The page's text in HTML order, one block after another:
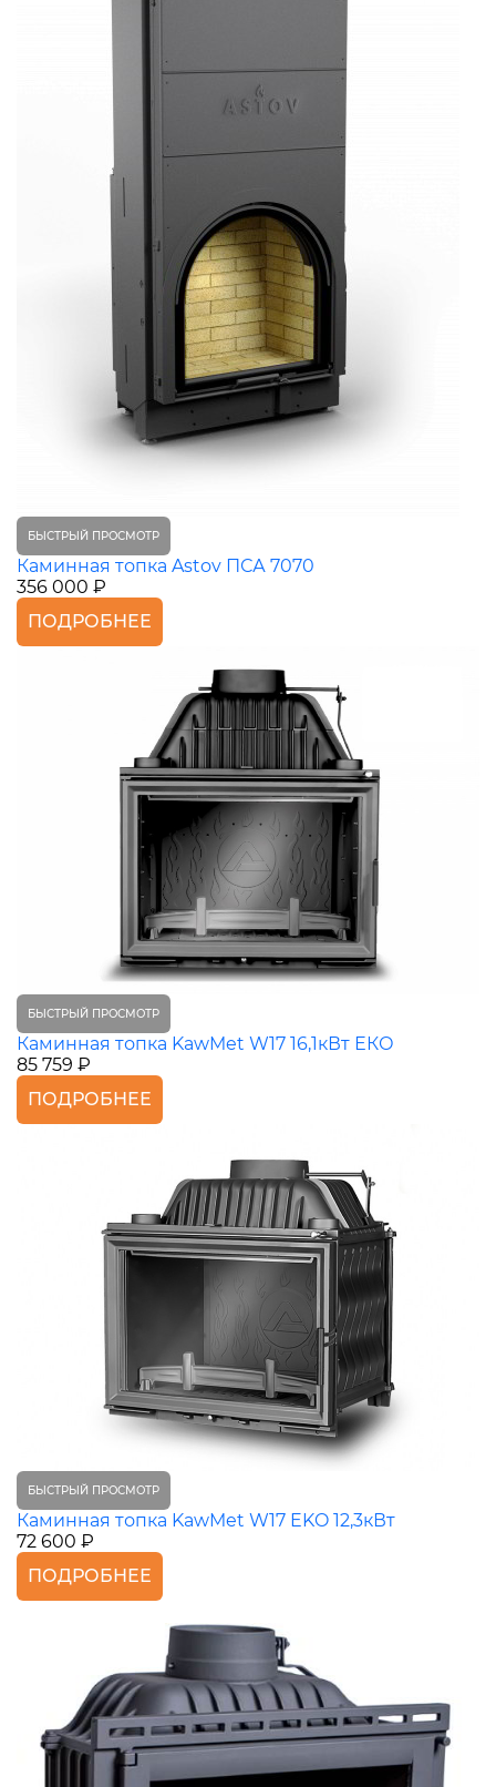
БЫСТРЫЙ ПРОСМОТР
Каминная топка Astov ПСА 7070
356 000 ₽
ПОДРОБНЕЕ
БЫСТРЫЙ ПРОСМОТР
Каминная топка KawMet W17 16,1кВт ЕКО
85 759 ₽
ПОДРОБНЕЕ
БЫСТРЫЙ ПРОСМОТР
Каминная топка KawMet W17 EKO 12,3кВт
72 600 ₽
ПОДРОБНЕЕ